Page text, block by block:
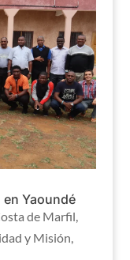
Yaoundé
de Marfil,
y Misión,